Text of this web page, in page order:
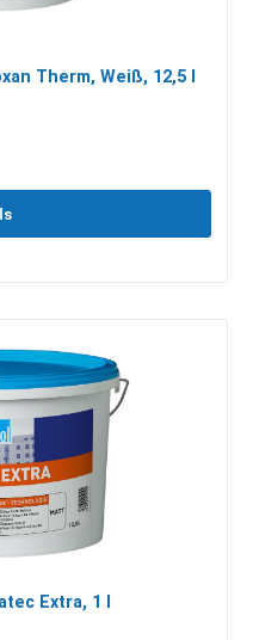
Therm, Weiß, 12,5 l
Extra, 1 l